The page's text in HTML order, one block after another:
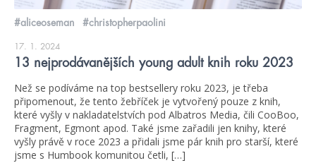
#aliceoseman #christopherpaolini
17. 1. 2024
13 nejprodávanějších young adult knih roku 2023
Než se podíváme na top bestsellery roku 2023, je třeba
připomenout, že tento žebříček je vytvořený pouze z knih,
které vyšly v nakladatelstvích pod Albatros Media, čili CooBoo,
Fragment, Egmont apod. Také jsme zařadili jen knihy, které
vyšly právě v roce 2023 a přidali jsme pár knih pro starší, které
jsme s Humbook komunitou četli, […]